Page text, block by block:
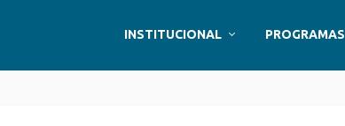
INSTITUCIONAL PROGRAMAS